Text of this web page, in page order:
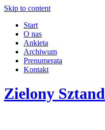
Skip to content
Start
O nas
Ankieta
Archiwum
Prenumerata
Kontakt
Zielony